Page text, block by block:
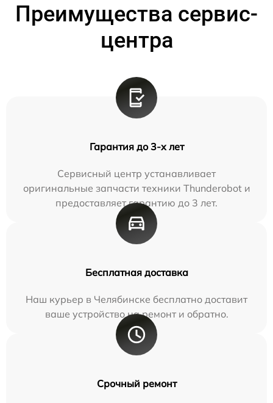
Преимущества сервис-
центра
Гарантия до 3-х лет
Сервисный центр устанавливает
оригинальные запчасти техники Thunderobot и
предоставляет гарантию до 3 лет.
Бесплатная доставка
Наш курьер в Челябинске бесплатно доставит
ваше устройство на ремонт и обратно.
Срочный ремонт